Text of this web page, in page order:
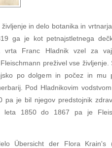
in delo botanika in
ga je kot petnajstletnega
vrta Franc Hladnik vzel za
preživel vse življenje.
po dolgem in počez in mu
Pod Hladnikovim
pa je bil njegov predstojnik
leta 1850 do 1867 pa je
Übersicht der Flora Krain's